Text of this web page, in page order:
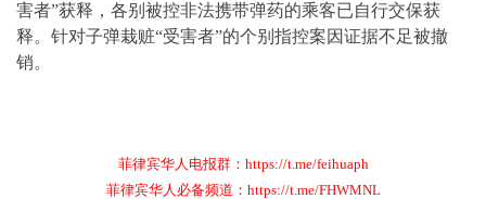
害者”获释，各别被控非法携带弹药的乘客已自行交保获
释。针对子弹栽赃“受害者”的个别指控案因证据不足被撤
销。
菲律宾华人电报群：https://t.me/feihuaph
菲律宾华人必备频道：https://t.me/FHWMNL